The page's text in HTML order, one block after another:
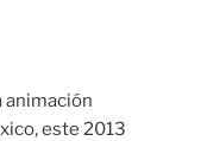
animación
este 2013